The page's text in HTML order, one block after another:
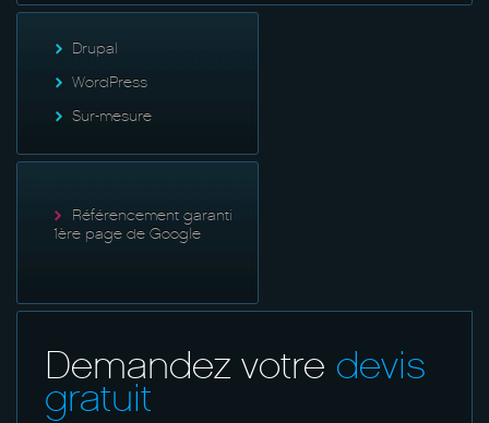
Drupal
WordPress
Sur-mesure
Référencement garanti
1ère page de Google
Demandez votre devis
gratuit